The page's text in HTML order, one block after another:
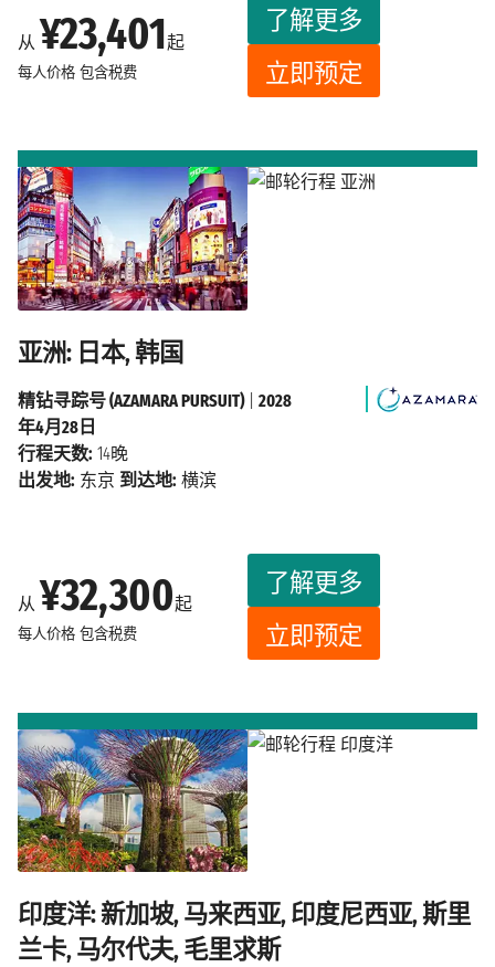
从 ¥23,401起
每人价格 包含税费
了解更多
立即预定
亚洲: 日本, 韩国
从 ¥32,300起
每人价格 包含税费
了解更多
立即预定
精钻寻踪号 (AZAMARA PURSUIT)| 2028
年4月28日
行程天数: 14晚
出发地: 东京 到达地: 横滨
印度洋: 新加坡, 马来西亚, 印度尼西亚, 斯里
兰卡, 马尔代夫, 毛里求斯